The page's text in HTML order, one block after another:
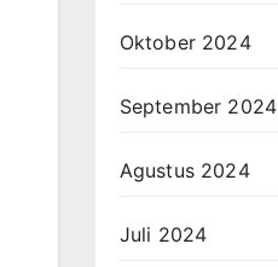
Oktober 2024
September 2024
Agustus 2024
Juli 2024